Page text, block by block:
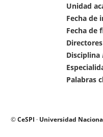
Unidad
Fecha de
Fecha de
Directores
Disciplina
Palabras
©CeSPI · Universidad